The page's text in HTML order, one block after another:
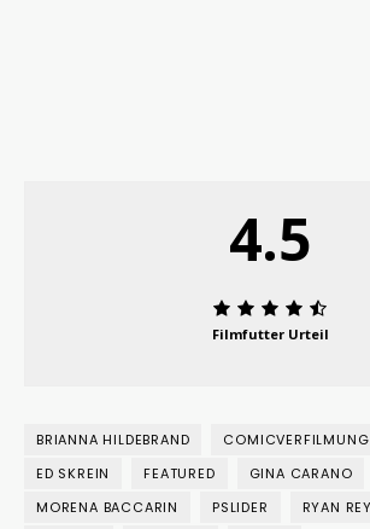
4.5
Filmfutter Urteil
BRIANNA HILDEBRAND COMICVERFILMUNG
ED SKREIN
FEATURED GINA CARANO
MORENA BACCARIN
PSLIDER
RYAN